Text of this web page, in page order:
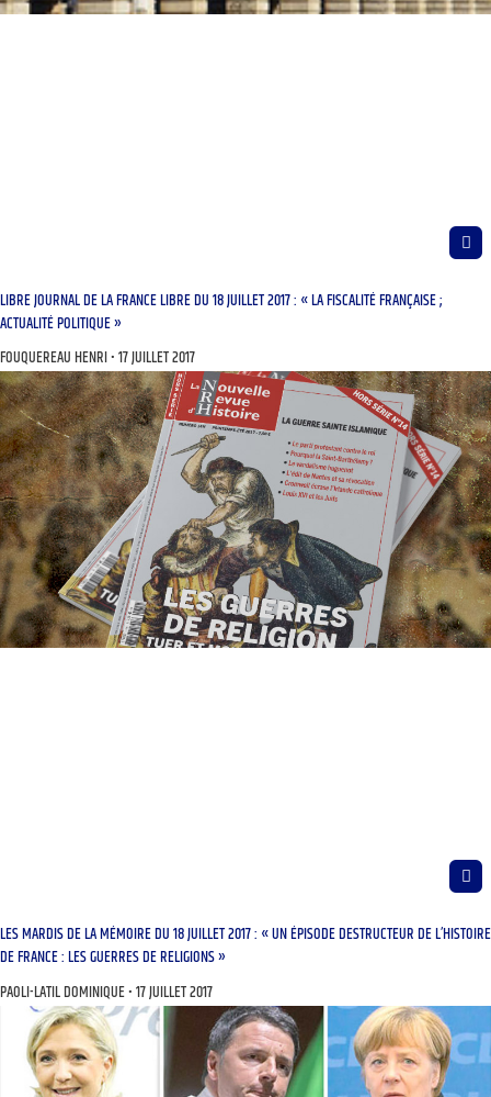
LIBRE JOURNAL DE LA FRANCE LIBRE DU 18 JUILLET 2017 : « LA FISCALITÉ FRANÇAISE ;
ACTUALITÉ POLITIQUE »
FOUQUEREAU HENRI 17 JUILLET 2017
LES MARDIS DE LA MÉMOIRE DU 18 JUILLET 2017 : « UN ÉPISODE DESTRUCTEUR DE L’HISTOIRE
DE FRANCE : LES GUERRES DE RELIGIONS »
PAOLI-LATIL DOMINIQUE 17 JUILLET 2017